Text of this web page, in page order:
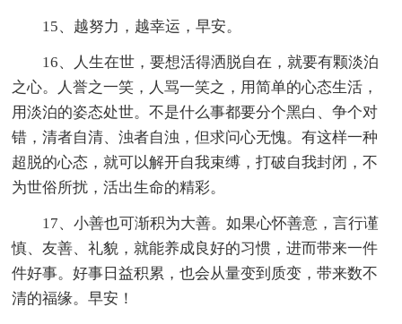
15、越努力，越幸运，早安。
16、人生在世，要想活得洒脱自在，就要有颗淡泊
之心。人誉之一笑，人骂一笑之，用简单的心态生活，
用淡泊的姿态处世。不是什么事都要分个黑白、争个对
错，清者自清、浊者自浊，但求问心无愧。有这样一种
超脱的心态，就可以解开自我束缚，打破自我封闭，不
为世俗所扰，活出生命的精彩。
17、小善也可渐积为大善。如果心怀善意，言行谨
慎、友善、礼貌，就能养成良好的习惯，进而带来一件
件好事。好事日益积累，也会从量变到质变，带来数不
清的福缘。早安！